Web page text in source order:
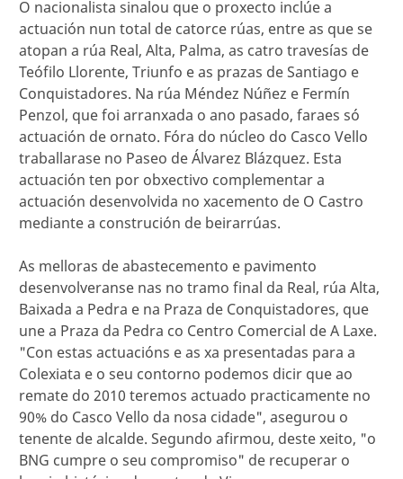
O nacionalista sinalou que o proxecto inclúe a
actuación nun total de catorce rúas, entre as que se
atopan a rúa Real, Alta, Palma, as catro travesías de
Teófilo Llorente, Triunfo e as prazas de Santiago e
Conquistadores. Na rúa Méndez Núñez e Fermín
Penzol, que foi arranxada o ano pasado, faraes só
actuación de ornato. Fóra do núcleo do Casco Vello
traballarase no Paseo de Álvarez Blázquez. Esta
actuación ten por obxectivo complementar a
actuación desenvolvida no xacemento de O Castro
mediante a construción de beirarrúas.
As melloras de abastecemento e pavimento
desenvolveranse nas no tramo final da Real, rúa Alta,
Baixada a Pedra e na Praza de Conquistadores, que
une a Praza da Pedra co Centro Comercial de A Laxe.
"Con estas actuacións e as xa presentadas para a
Colexiata e o seu contorno podemos dicir que ao
remate do 2010 teremos actuado practicamente no
90% do Casco Vello da nosa cidade", asegurou o
tenente de alcalde. Segundo afirmou, deste xeito, "o
BNG cumpre o seu compromiso" de recuperar o